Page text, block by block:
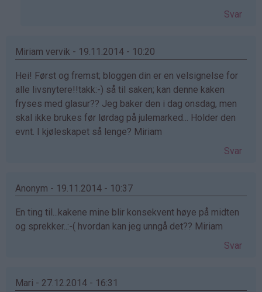
Svar
Miriam vervik - 19.11.2014 - 10:20
Hei! Først og fremst; bloggen din er en velsignelse for
alle livsnytere!!takk:-) så til saken; kan denne kaken
fryses med glasur?? Jeg baker den i dag onsdag, men
skal ikke brukes før lørdag på julemarked... Holder den
evnt. I kjøleskapet så lenge? Miriam
Svar
Anonym - 19.11.2014 - 10:37
En ting til...kakene mine blir konsekvent høye på midten
og sprekker..:-( hvordan kan jeg unngå det?? Miriam
Svar
Mari - 27.12.2014 - 16:31